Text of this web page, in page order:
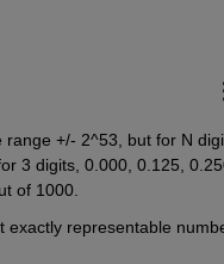
range +/- 2^53, but for N
3 digits, 0.000, 0.125,
of 1000.
exactly representable